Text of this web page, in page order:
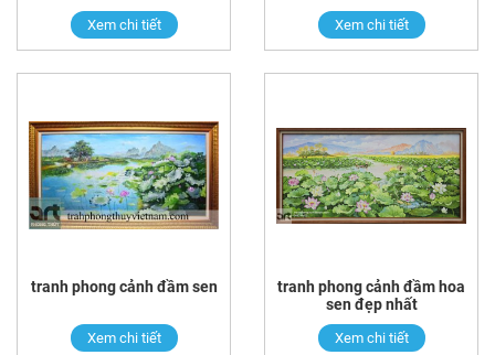
Xem chi tiết Xem chi tiết
tranh phong cảnh đầm sen
Xem chi tiết
tranh phong cảnh đầm hoa
sen đẹp nhất
Xem chi tiết